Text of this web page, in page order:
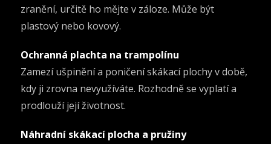
zranění, určitě ho mějte v záloze. Může být
plastový nebo kovový.
Ochranná plachta na trampolínu
Zamezí ušpinění a poničení skákací plochy v době,
kdy ji zrovna nevyužíváte. Rozhodně se vyplatí a
prodlouží její životnost.
Náhradní skákací plocha a pružiny